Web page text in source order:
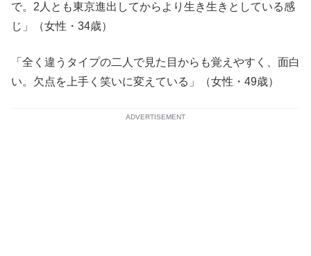
で。2人とも東京進出してからより生き生きとしている感
じ」（女性・34歳）
「全く違うタイプの二人で見た目からも覚えやすく、面白
い。欠点を上手く笑いに変えている」（女性・49歳）
ADVERTISEMENT